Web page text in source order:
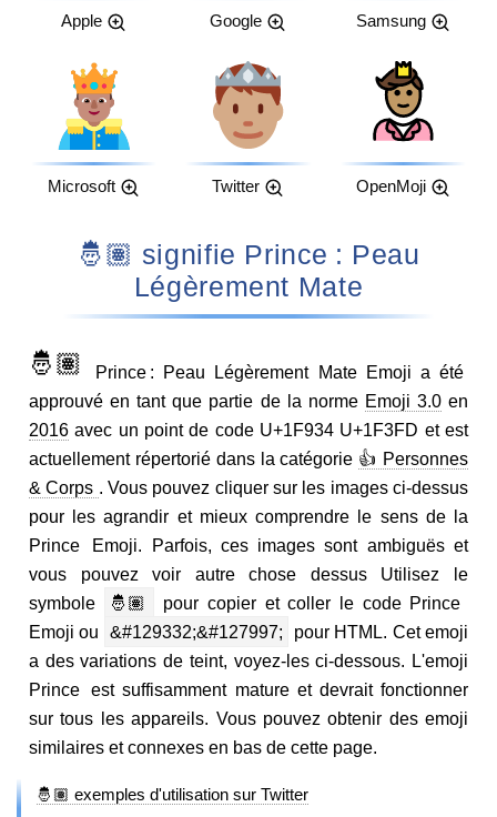
Apple Google Samsung
Microsoft Twitter OpenMoji
🤴🏽 signifie Prince : Peau
Légèrement Mate
🤴🏽
Prince : Peau Légèrement Mate Emoji a été
approuvé en tant que partie de la norme Emoji 3.0en
2016avec un point de code U+1F934 U+1F3FD et est
actuellement répertorié dans la catégorie 👍 Personnes
& Corps . Vous pouvez cliquer sur les images ci-dessus
pour les agrandir et mieux comprendre le sens de la
Prince Emoji. Parfois, ces images sont ambiguës et
vous pouvez voir autre chose dessus Utilisez le
symbole
🤴🏽
pour copier et coller le code Prince
Emoji ou
&#129332;&#127997;
pour HTML. Cet emoji
a des variations de teint, voyez-les ci-dessous. L'emoji
Prince est suffisamment mature et devrait fonctionner
sur tous les appareils. Vous pouvez obtenir des emoji
similaires et connexes en bas de cette page.
🤴🏽 exemples d'utilisation sur Twitter